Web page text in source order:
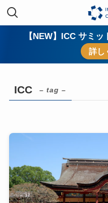
【NEW】ICC サミ
詳し
ICC – tag –